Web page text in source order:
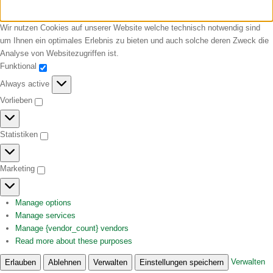
Wir nutzen Cookies auf unserer Website welche technisch notwendig sind
um Ihnen ein optimales Erlebnis zu bieten und auch solche deren Zweck die
Analyse von Websitezugriffen ist.
Funktional
Funktional
Always active
Vorlieben
Vorlieben
Statistiken
Statistiken
Marketing
Marketing
Manage options
Manage services
Manage {vendor_count} vendors
Read more about these purposes
Erlauben Ablehnen Verwalten Einstellungen speichern Verwalten